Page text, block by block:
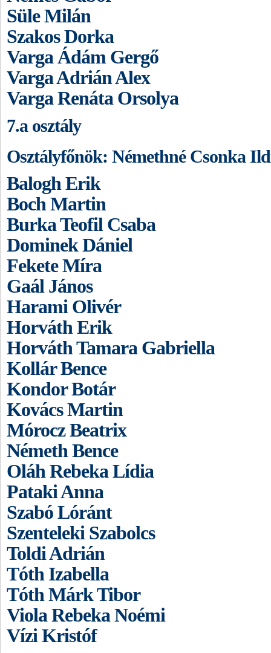
Süle Milán
Szakos Dorka
Varga Ádám Gergő
Varga Adrián Alex
Varga Renáta Orsolya
7.a osztály
Osztályfőnök: Némethné Csonka
Balogh Erik
Boch Martin
Burka Teofil Csaba
Dominek Dániel
Fekete Míra
Gaál János
Harami Olivér
Horváth Erik
Horváth Tamara Gabriella
Kollár Bence
Kondor Botár
Kovács Martin
Mórocz Beatrix
Németh Bence
Oláh Rebeka Lídia
Pataki Anna
Szabó Lóránt
Szenteleki Szabolcs
Toldi Adrián
Tóth Izabella
Tóth Márk Tibor
Viola Rebeka Noémi
Vízi Kristóf